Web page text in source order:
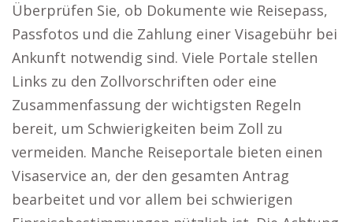
Überprüfen Sie, ob Dokumente wie Reisepass,
Passfotos und die Zahlung einer Visagebühr bei
Ankunft notwendig sind. Viele Portale stellen
Links zu den Zollvorschriften oder eine
Zusammenfassung der wichtigsten Regeln
bereit, um Schwierigkeiten beim Zoll zu
vermeiden. Manche Reiseportale bieten einen
Visaservice an, der den gesamten Antrag
bearbeitet und vor allem bei schwierigen